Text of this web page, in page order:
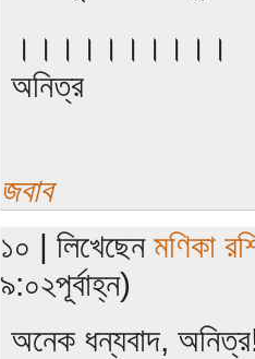
।।।।।।।।।।
অনিত্র
জবাব
১০ | লিখেছেন মণিকা
৯:০২পূর্বাহ্ন)
অনেক ধন্যবাদ,